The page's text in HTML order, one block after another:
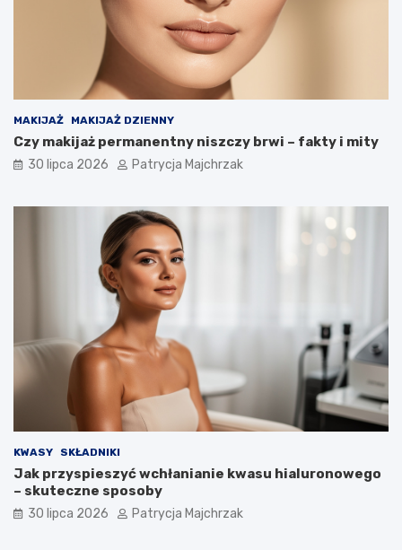
MAKIJAŻ MAKIJAŻ DZIENNY
Czy makijaż permanentny niszczy brwi – fakty i mity
30 lipca 2026 Patrycja Majchrzak
KWASY SKŁADNIKI
Jak przyspieszyć wchłanianie kwasu hialuronowego
– skuteczne sposoby
30 lipca 2026 Patrycja Majchrzak